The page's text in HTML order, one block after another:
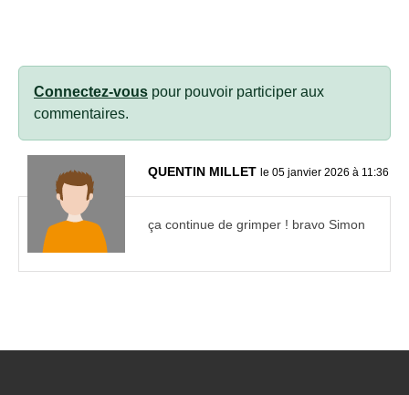
Connectez-vous pour pouvoir participer aux
commentaires.
QUENTIN MILLET le 05 janvier 2026 à 11:36
ça continue de grimper ! bravo Simon